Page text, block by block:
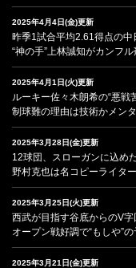
2025年4月4日(金)更新
昨季1試合平均2.61得点の中
“神の手”上林誠知がカンフル
2025年4月1日(火)更新
ルーキー佐々木朗希の“悪戦
制球難の理由は技術かメン
2025年3月28日(金)更新
12球団、スローガンに込め
野村克也は名コピーライタ
2025年3月25日(火)更新
西武が目指す谷底からのV字
オープン戦好調で“もしや”
2025年3月21日(金)更新